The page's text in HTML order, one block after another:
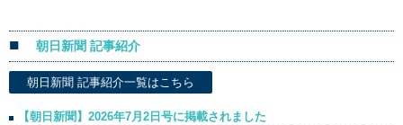
朝日新聞 記事紹介
朝日新聞 記事紹介一覧はこちら
【朝日新聞】2026年7月2日号に掲載されました